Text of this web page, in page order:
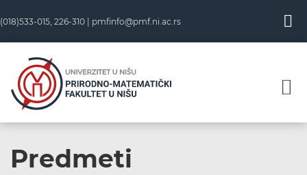
(018)533-015, 226-310 | pmfinfo@pmf.ni.ac.rs
Predmeti